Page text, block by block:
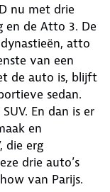
nu met drie
en de Atto 3. De
atto
van een
de auto is, blijft
sedan.
En dan is er
en
die erg
drie auto’s
van Parijs.